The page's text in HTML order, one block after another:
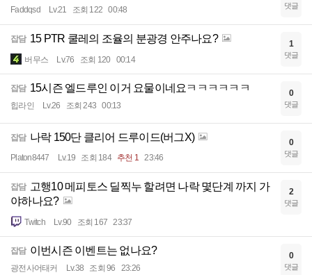
Faddqsd Lv.21 조회 122 00:48 댓글
잡담 15 PTR 쿨레의 조율의 분광경 안주나요?
버무스 Lv.76 조회 120 00:14
1
댓글
잡담 15시즌 엘드루인 이거 요물이네요ㅋㅋㅋㅋㅋㅋ
힙라인 Lv.26 조회 243 00:13
0
댓글
잡담 나락 150단 클리어 드루이드(버그X)
Platon8447 Lv.19 조회 184 추천 1 23:46
0
댓글
잡담 고행10 메피토스 딜찍누 할려면 나락 몇단계 까지 가
야하나요?
Twitch Lv.90 조회 167 23:37
2
댓글
잡담 이번시즌 이벤트는 없나요?
광전사어태커 Lv.38 조회 96 23:26
0
댓글